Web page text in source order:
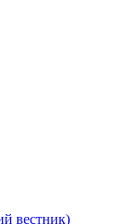
вестник)